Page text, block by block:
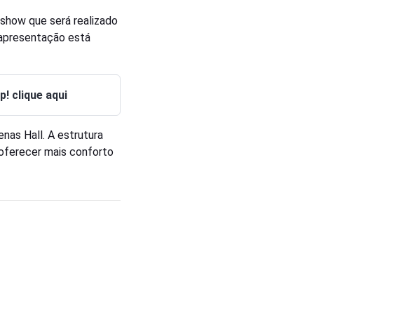
que será realizado
está
clique aqui
Hall. A estrutura
mais conforto